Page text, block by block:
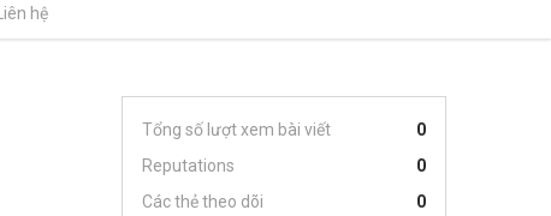
Liên hệ
Tổng số lượt xem bài viết
0
Reputations
0
Các thẻ theo dõi
0